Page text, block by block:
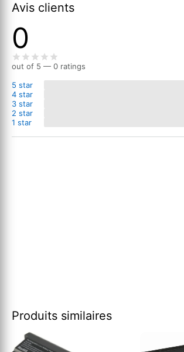
Avis clients
0
out of 5 — 0 ratings
5 star
4 star
3 star
2 star
1 star
Produits similaires